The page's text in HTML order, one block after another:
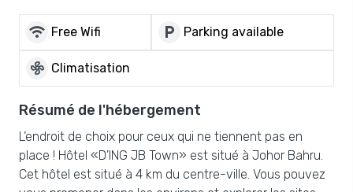
wifi Free Wifi local_parking Parking available
mode_fan Climatisation
Résumé de l'hébergement
L’endroit de choix pour ceux qui ne tiennent pas en
place ! Hôtel «D'ING JB Town» est situé à Johor Bahru.
Cet hôtel est situé à 4 km du centre-ville. Vous pouvez